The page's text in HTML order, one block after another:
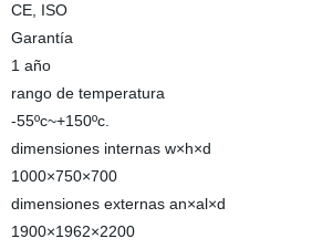
CE, ISO
Garantía
1 año
rango de temperatura
-55ºc~+150ºc.
dimensiones internas w×h×d
1000×750×700
dimensiones externas an×al×d
1900×1962×2200